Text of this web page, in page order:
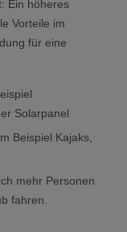
Ein höheres
Vorteile im
für eine
Solarpanel
Beispiel Kajaks,
mehr Personen
fahren.